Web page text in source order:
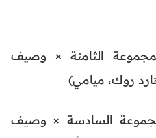
من المجموعة الثامنة × وصيف
روك، ميامي)
من المجموعة السادسة × وصيف